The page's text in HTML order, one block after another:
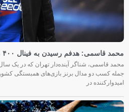
محمد قاسمی: هدفم رسیدن به فینال ۴۰۰ متر بازی‌های آسیایی ناگویاست
محمد قاسمی، شناگر آینده‌دار تهران که در یک سال
جمله کسب دو مدال برنز بازی‌های همبستگی
امیدوارکننده در